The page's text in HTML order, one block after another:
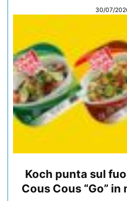
30/07/
Koch punta sul
Cous Cous “Go”